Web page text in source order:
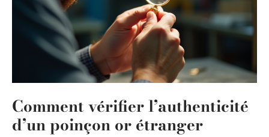
Comment vérifier l’authenticité
d’un poinçon or étranger